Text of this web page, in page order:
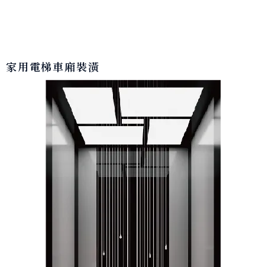
家用電梯車廂裝潢